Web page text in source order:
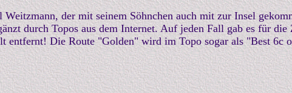
Weitzmann, der mit seinem Söhnchen auch mit zur Insel
durch Topos aus dem Internet. Auf jeden Fall gab es für
entfernt! Die Route "Golden" wird im Topo sogar als "Best 6c